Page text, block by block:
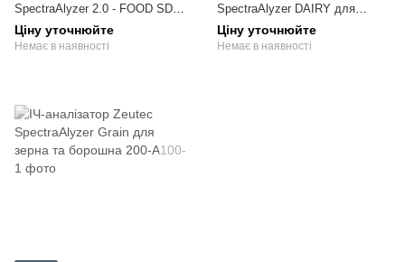
SpectraAlyzer 2.0 - FOOD SD
для харчових продуктів
Ціну уточнюйте
Немає в наявності
SpectraAlyzer DAIRY для
аналізу молока
Ціну уточнюйте
Немає в наявності